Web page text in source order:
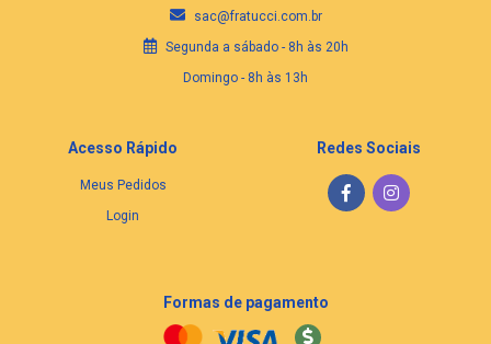
sac@fratucci.com.br
Segunda a sábado - 8h às 20h
Domingo - 8h às 13h
Acesso Rápido
Meus Pedidos
Login
Redes Sociais
Formas de pagamento